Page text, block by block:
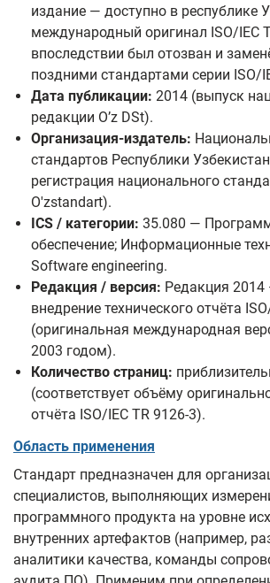
издание — доступно в республике
международный оригинал ISO/IEC
впоследствии был отозван и
поздними стандартами серии ISO/
Дата публикации: 2014 (выпуск
редакции O’z DSt).
Организация-издатель:
стандартов Республики
регистрация национального
O'zstandart).
ICS / категории: 35.080 —
обеспечение; Информационные
Software engineering.
Редакция / версия: Редакция
внедрение технического отчёта
(оригинальная международная
2003 годом).
Количество страниц:
(соответствует объёму
отчёта ISO/IEC TR 9126-3).
Область применения
Стандарт предназначен для
специалистов, выполняющих
программного продукта на уровне
внутренних артефактов (например,
аналитики качества, команды